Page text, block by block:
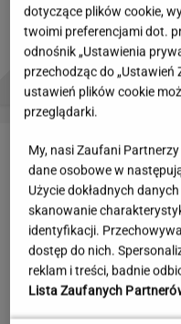
Autorzy:
MIŁOSZ
WIATROWSKI-
PROBLEMY POLSKICH SIATKARZY
dotyczące plików cookie,
twoimi preferencjami dot.
odnośnik „Ustawienia
przechodząc do „Ustawień
ustawień plików cookie
przeglądarki.
My, nasi Zaufani
dane osobowe w
Użycie dokładnych
skanowanie
identyfikacji.
dostęp do nich.
reklam i treści, badnie
Lista Zaufanych